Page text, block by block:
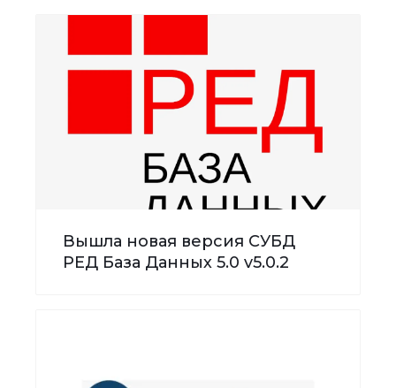
Вышла новая версия СУБД
РЕД База Данных 5.0 v5.0.2